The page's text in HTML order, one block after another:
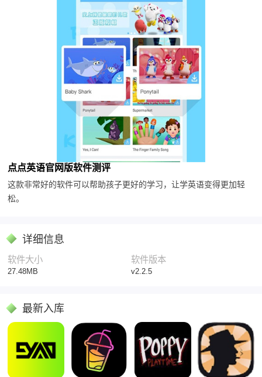
点点英语官网版软件测评
这款非常好的软件可以帮助孩子更好的学习，让学英语变得更加轻
松。
详细信息
软件大小
27.48MB
软件版本
v2.2.5
最新入库